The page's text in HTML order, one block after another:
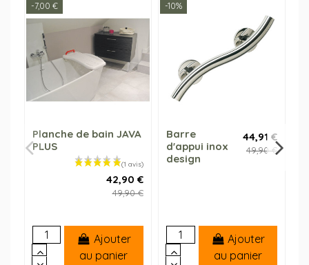
-7,00 €
Planche de bain JAVA
PLUS
42,90 €
49,90 €
Ajouter
au panier
-10%
Barre
d'appui inox
design
44,91 €
49,90 €
Ajouter
au panier